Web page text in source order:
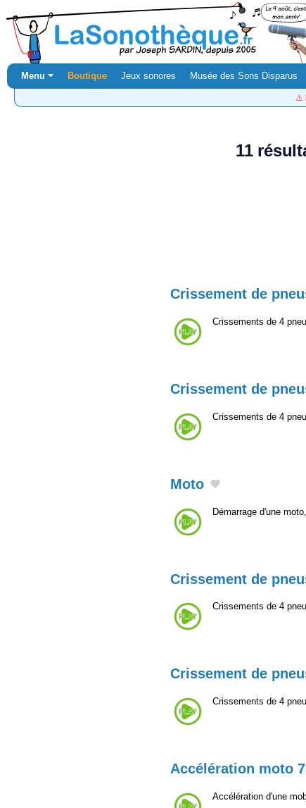
Menu ⏷ Boutique Jeux sonores Musée des Sons Disparus
⚠️
11
Crissement de
Crissements de 4
Crissement de
Crissements de 4
Moto
Démarrage d'une
Crissement de
Crissements de 4
Crissement de
Crissements de 4
Accélération moto
Accélération d'une